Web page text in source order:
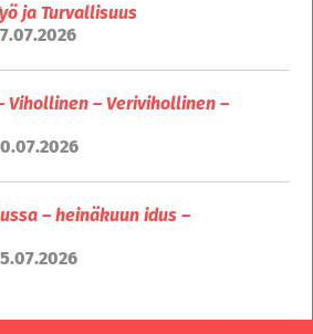
ja Turvallisuus
Vihollinen – Verivihollinen –
– heinäkuun idus –